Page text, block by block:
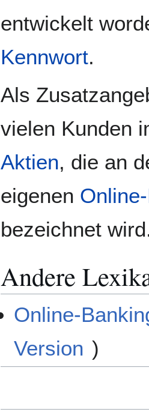
entwickelt
Kennwort.
Als
vielen Kunden
Aktien, die an
eigenen
bezeichnet
Andere
Online-
Version )